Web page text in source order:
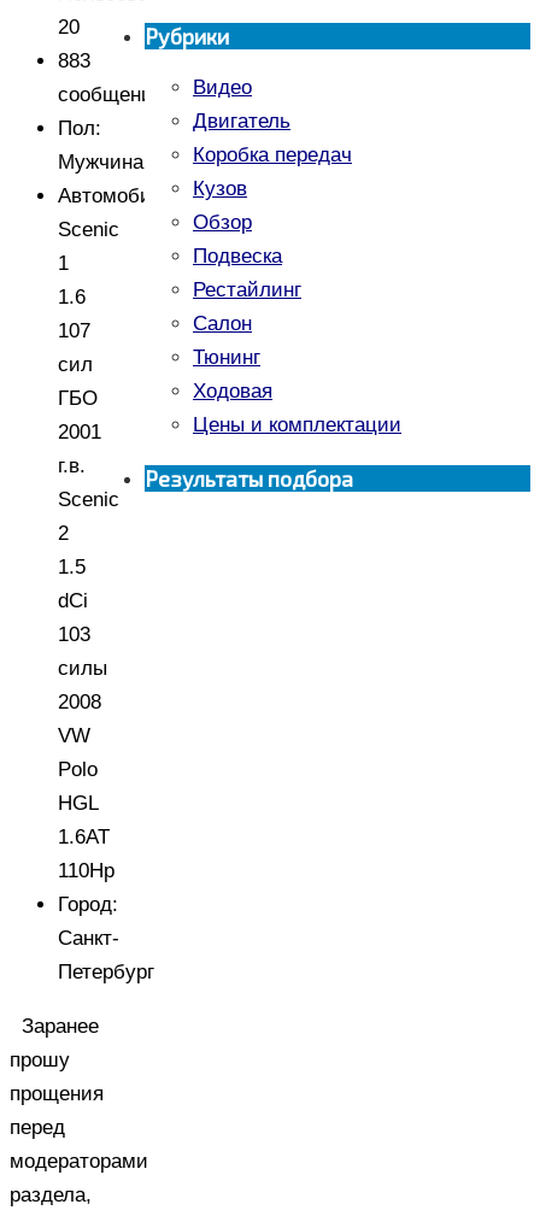
20
883
сообщения
Пол:
Мужчина
Автомобиль:
Scenic
1
1.6
107
сил
ГБО
2001
г.в.
Scenic
2
1.5
dCi
103
силы
2008
VW
Polo
HGL
1.6АТ
110Hp
Город:
Санкт-
Петербург
Заранее
прошу
прощения
перед
модераторами
раздела,
Рубрики
Видео
Двигатель
Коробка передач
Кузов
Обзор
Подвеска
Рестайлинг
Салон
Тюнинг
Ходовая
Цены и комплектации
Результаты подбора